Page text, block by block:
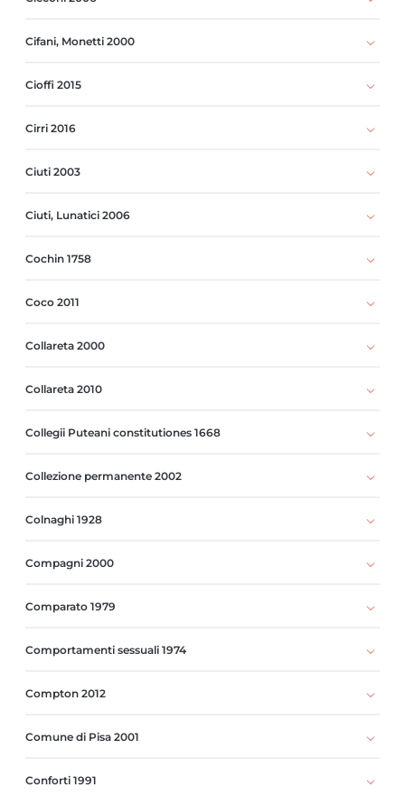
Cifani, Monetti 2000
Cioffi 2015
Cirri 2016
Ciuti 2003
Ciuti, Lunatici 2006
Cochin 1758
Coco 2011
Collareta 2000
Collareta 2010
Collegii Puteani constitutiones 1668
Collezione permanente 2002
Colnaghi 1928
Compagni 2000
Comparato 1979
Comportamenti sessuali 1974
Compton 2012
Comune di Pisa 2001
Conforti 1991